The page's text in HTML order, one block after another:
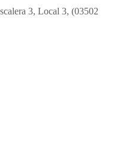
3, Local 3, (03502